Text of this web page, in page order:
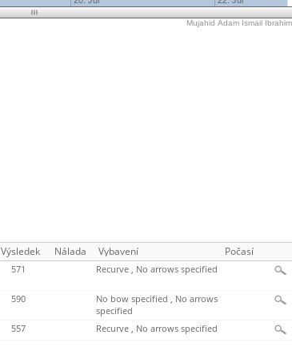
Mujahid Adam Ismail
Výsledek Nálada Vybavení Počasí
571 Recurve , No arrows specified
590
No bow specified , No arrows
specified
557 Recurve , No arrows specified